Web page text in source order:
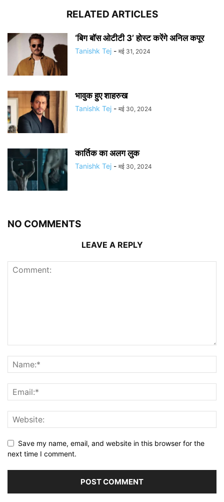
RELATED ARTICLES
‘बिग बॉस ओटीटी 3’ होस्ट करेंगे अनिल कपूर
Tanishk Tej - मई 31, 2024
भावुक हुए शाहरुख
Tanishk Tej - मई 30, 2024
कार्तिक का अलग लुक
Tanishk Tej - मई 30, 2024
NO COMMENTS
LEAVE A REPLY
Save my name, email, and website in this browser for the
next time I comment.